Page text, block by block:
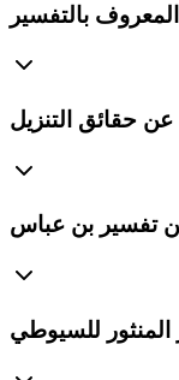
بالتفسير
حقائق التنزيل
تفسير بن عباس
المنثور للسيوطي